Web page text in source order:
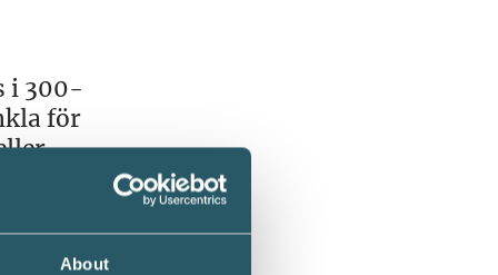
About
i 300-
för